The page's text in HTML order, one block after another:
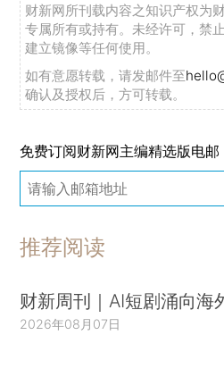
财新网所刊载内容之知识产权为
专属所有或持有。未经许可，禁
建立镜像等任何使用。
如有意愿转载，请发邮件至
确认及授权后，方可转载。
免费订阅财新网主编精选版电邮
推荐阅读
财新周刊｜AI短剧涌向海
2026年08月07日